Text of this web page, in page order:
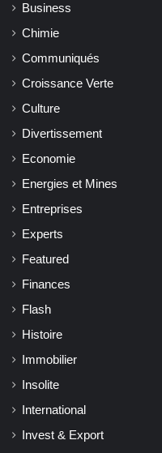
Business
Chimie
Communiqués
Croissance Verte
Culture
Divertissement
Economie
Energies et Mines
Entreprises
Experts
Featured
Finances
Flash
Histoire
Immobilier
Insolite
International
Invest & Export